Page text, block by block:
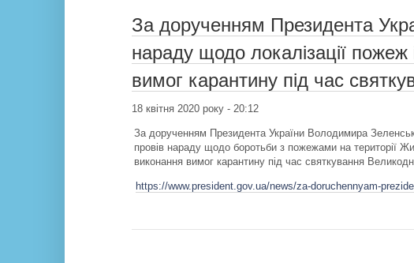
За дорученням Президента
нараду щодо локалізації пожеж
вимог карантину під час
18 квітня 2020 року - 20:12
За дорученням Президента України Володимира
провів нараду щодо боротьби з пожежами на території
виконання вимог карантину під час святкування
https://www.president.gov.ua/news/za-doruchennyam-